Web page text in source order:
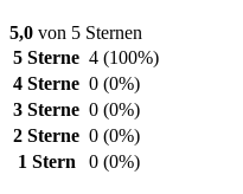
5,0 von 5 Sternen
5 Sterne 4 (100%)
4 Sterne 0 (0%)
3 Sterne 0 (0%)
2 Sterne 0 (0%)
1 Stern
0 (0%)